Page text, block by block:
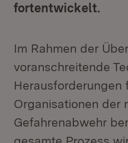
fortentwickelt.
Im Rahmen der
voranschreitende
Herausforderungen
Organisationen der
Gefahrenabwehr